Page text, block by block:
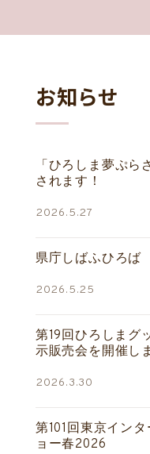
お知らせ
「ひろしま夢ぷ
されます！
2026.5.27
県庁しばふひろ
2026.5.25
第19回ひろしまグ
示販売会を開催し
2026.3.30
第101回東京イン
ョー春2026